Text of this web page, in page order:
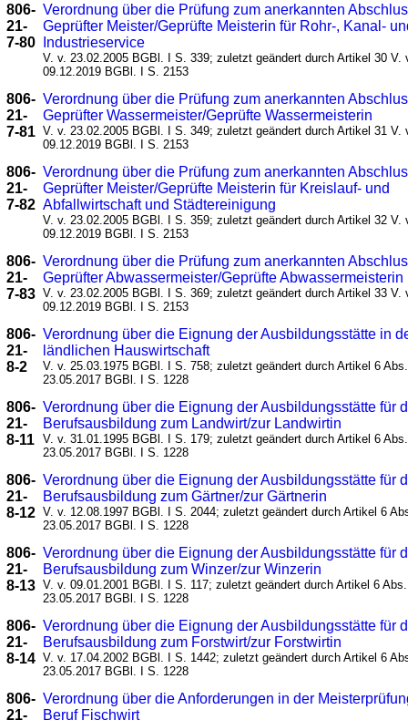
806-
21-
7-80
Verordnung über die Prüfung zum anerkannten
Geprüfter Meister/Geprüfte Meisterin für Rohr-, Kanal-
Industrieservice
V. v. 23.02.2005 BGBl. I S. 339; zuletzt geändert durch Artikel 30 V.
09.12.2019 BGBl. I S. 2153
806-
21-
7-81
Verordnung über die Prüfung zum anerkannten
Geprüfter Wassermeister/Geprüfte Wassermeisterin
V. v. 23.02.2005 BGBl. I S. 349; zuletzt geändert durch Artikel 31 V.
09.12.2019 BGBl. I S. 2153
806-
21-
7-82
Verordnung über die Prüfung zum anerkannten
Geprüfter Meister/Geprüfte Meisterin für Kreislauf- und
Abfallwirtschaft und Städtereinigung
V. v. 23.02.2005 BGBl. I S. 359; zuletzt geändert durch Artikel 32 V.
09.12.2019 BGBl. I S. 2153
806-
21-
7-83
Verordnung über die Prüfung zum anerkannten
Geprüfter Abwassermeister/Geprüfte Abwassermeisterin
V. v. 23.02.2005 BGBl. I S. 369; zuletzt geändert durch Artikel 33 V.
09.12.2019 BGBl. I S. 2153
806-
21-
8-2
Verordnung über die Eignung der Ausbildungsstätte in
ländlichen Hauswirtschaft
V. v. 25.03.1975 BGBl. I S. 758; zuletzt geändert durch Artikel 6
23.05.2017 BGBl. I S. 1228
806-
21-
8-11
Verordnung über die Eignung der Ausbildungsstätte für
Berufsausbildung zum Landwirt/zur Landwirtin
V. v. 31.01.1995 BGBl. I S. 179; zuletzt geändert durch Artikel 6
23.05.2017 BGBl. I S. 1228
806-
21-
8-12
Verordnung über die Eignung der Ausbildungsstätte für
Berufsausbildung zum Gärtner/zur Gärtnerin
V. v. 12.08.1997 BGBl. I S. 2044; zuletzt geändert durch Artikel 6
23.05.2017 BGBl. I S. 1228
806-
21-
8-13
Verordnung über die Eignung der Ausbildungsstätte für
Berufsausbildung zum Winzer/zur Winzerin
V. v. 09.01.2001 BGBl. I S. 117; zuletzt geändert durch Artikel 6
23.05.2017 BGBl. I S. 1228
806-
21-
8-14
Verordnung über die Eignung der Ausbildungsstätte für
Berufsausbildung zum Forstwirt/zur Forstwirtin
V. v. 17.04.2002 BGBl. I S. 1442; zuletzt geändert durch Artikel 6
23.05.2017 BGBl. I S. 1228
806-
21-
Verordnung über die Anforderungen in der
Beruf Fischwirt